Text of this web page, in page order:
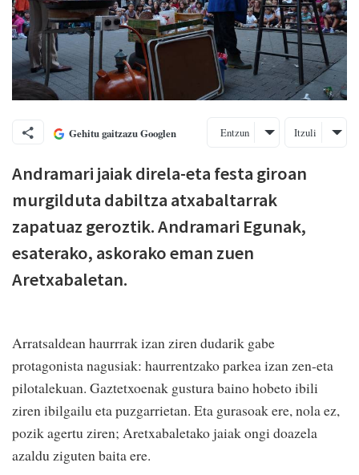
Gehitu gaitzazu Googlen Entzun Itzuli
Andramari jaiak direla-eta festa giroan
murgilduta dabiltza atxabaltarrak
zapatuaz geroztik. Andramari Egunak,
esaterako, askorako eman zuen
Aretxabaletan.
Arratsaldean haurrrak izan ziren dudarik gabe
protagonista nagusiak: haurrentzako parkea izan zen-eta
pilotalekuan. Gaztetxoenak gustura baino hobeto ibili
ziren ibilgailu eta puzgarrietan. Eta gurasoak ere, nola ez,
pozik agertu ziren; Aretxabaletako jaiak ongi doazela
azaldu ziguten baita ere.